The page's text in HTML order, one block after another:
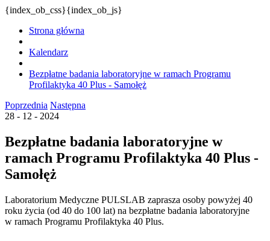
{index_ob_css}{index_ob_js}
Strona główna
Kalendarz
Bezpłatne badania laboratoryjne w ramach Programu
Profilaktyka 40 Plus - Samołęż
Poprzednia Następna
28 - 12 - 2024
Bezpłatne badania laboratoryjne w
ramach Programu Profilaktyka 40 Plus -
Samołęż
Laboratorium Medyczne PULSLAB zaprasza osoby powyżej 40
roku życia (od 40 do 100 lat) na bezpłatne badania laboratoryjne
w ramach Programu Profilaktyka 40 Plus.